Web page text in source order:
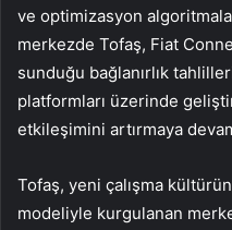
ve optimizasyon
merkezde Tofaş, Fiat
sunduğu bağlanırlık
platformları üzerinde
etkileşimini artırmaya
Tofaş, yeni çalışma
modeliyle kurgulanan